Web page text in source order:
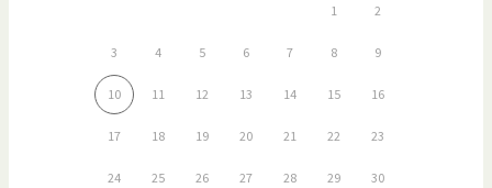
1 2
3 4 5 6 7 8 9
10 11 12 13 14 15 16
17 18 19 20 21 22 23
24 25 26 27 28 29 30